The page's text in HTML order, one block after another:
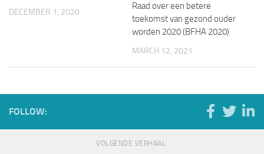
DECEMBER 1, 2020
Raad over een betere
toekomst van gezond ouder
worden 2020 (BFHA 2020)
MARCH 12, 2021
FOLLOW:
VOLGENDE VERHAAL